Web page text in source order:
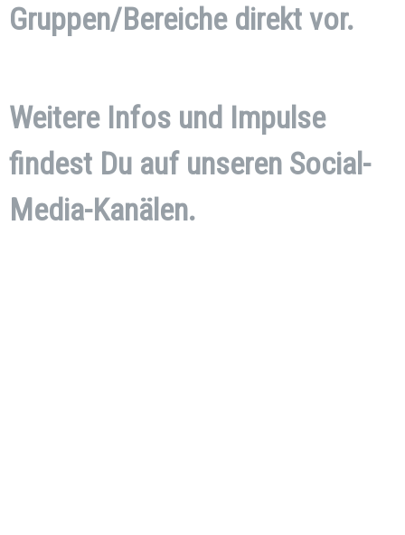
Gruppen/Bereiche direkt vor.
Weitere Infos und Impulse
findest Du auf unseren Social-
Media-Kanälen.